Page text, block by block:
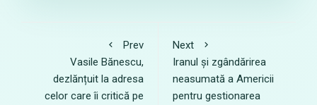
Prev
Vasile Bănescu,
dezlănțuit la adresa
celor care îi critică pe
Next
Iranul și zgândărirea
neasumată a Americii
pentru gestionarea